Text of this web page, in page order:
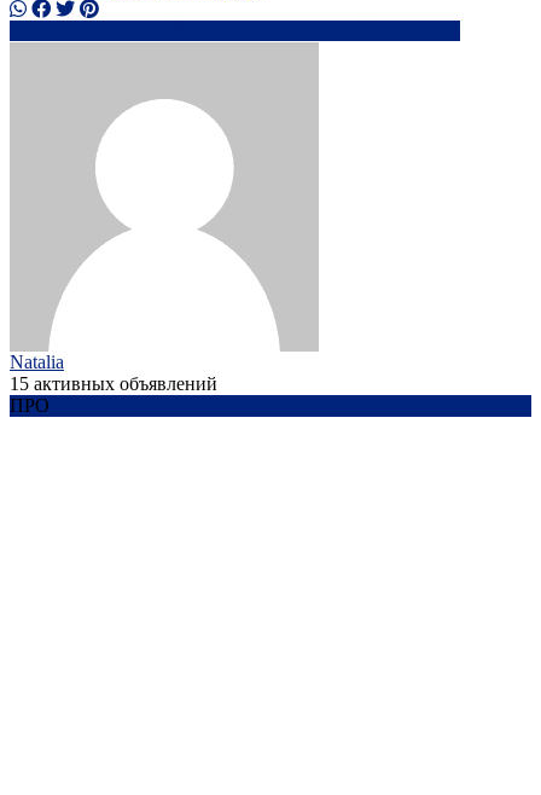
Natalia
15 активных объявлений
ПРО